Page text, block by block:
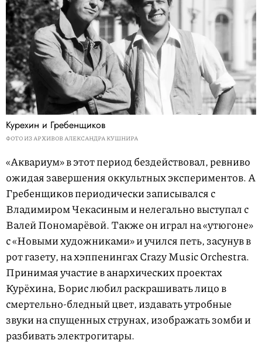
Курехин и Гребенщиков
ФОТО ИЗ АРХИВОВ АЛЕКСАНДРА КУШНИРА
«Аквариум» в этот период бездействовал, ревниво
ожидая завершения оккультных экспериментов. А
Гребенщиков периодически записывался с
Владимиром Чекасиным и нелегально выступал с
Валей Пономарёвой. Также он играл на «утюгоне»
с «Новыми художниками» и учился петь, засунув в
рот газету, на хэппенингах Crazy Music Orchestra.
Принимая участие в анархических проектах
Курёхина, Борис любил раскрашивать лицо в
смертельно-бледный цвет, издавать утробные
звуки на спущенных струнах, изображать зомби и
разбивать электрогитары.